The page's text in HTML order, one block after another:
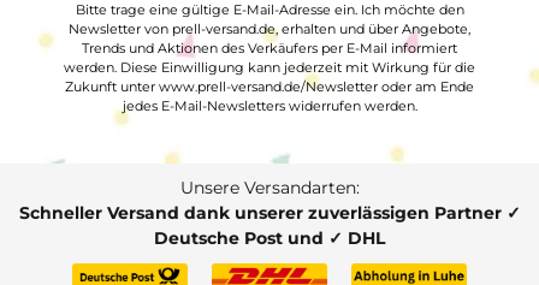
Bitte trage eine gültige E-Mail-Adresse ein. Ich möchte den
Newsletter von prell-versand.de, erhalten und über Angebote,
Trends und Aktionen des Verkäufers per E-Mail informiert
werden. Diese Einwilligung kann jederzeit mit Wirkung für die
Zukunft unter www.prell-versand.de/Newsletter oder am Ende
jedes E-Mail-Newsletters widerrufen werden.
Unsere Versandarten:
Schneller Versand dank unserer zuverlässigen Partner ✓
Deutsche Post und ✓ DHL